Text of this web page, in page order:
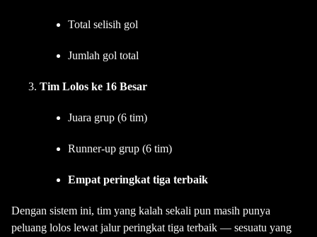
Total selisih gol
Jumlah gol total
Tim Lolos ke 16 Besar
Juara grup (6 tim)
Runner-up grup (6 tim)
Empat peringkat tiga terbaik
Dengan sistem ini, tim yang kalah sekali pun masih punya
peluang lolos lewat jalur peringkat tiga terbaik — sesuatu yang